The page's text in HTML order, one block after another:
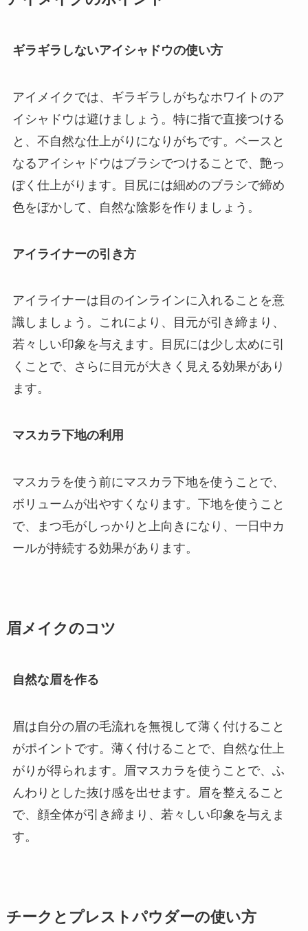
ギラギラしないアイシャドウの使い方
アイメイクでは、ギラギラしがちなホワイトのア
イシャドウは避けましょう。特に指で直接つける
と、不自然な仕上がりになりがちです。ベースと
なるアイシャドウはブラシでつけることで、艶っ
ぽく仕上がります。目尻には細めのブラシで締め
色をぼかして、自然な陰影を作りましょう。
アイライナーの引き方
アイライナーは目のインラインに入れることを意
識しましょう。これにより、目元が引き締まり、
若々しい印象を与えます。目尻には少し太めに引
くことで、さらに目元が大きく見える効果があり
ます。
マスカラ下地の利用
マスカラを使う前にマスカラ下地を使うことで、
ボリュームが出やすくなります。下地を使うこと
で、まつ毛がしっかりと上向きになり、一日中カ
ールが持続する効果があります。
眉メイクのコツ
自然な眉を作る
眉は自分の眉の毛流れを無視して薄く付けること
がポイントです。薄く付けることで、自然な仕上
がりが得られます。眉マスカラを使うことで、ふ
んわりとした抜け感を出せます。眉を整えること
で、顔全体が引き締まり、若々しい印象を与えま
す。
チークとプレストパウダーの使い方